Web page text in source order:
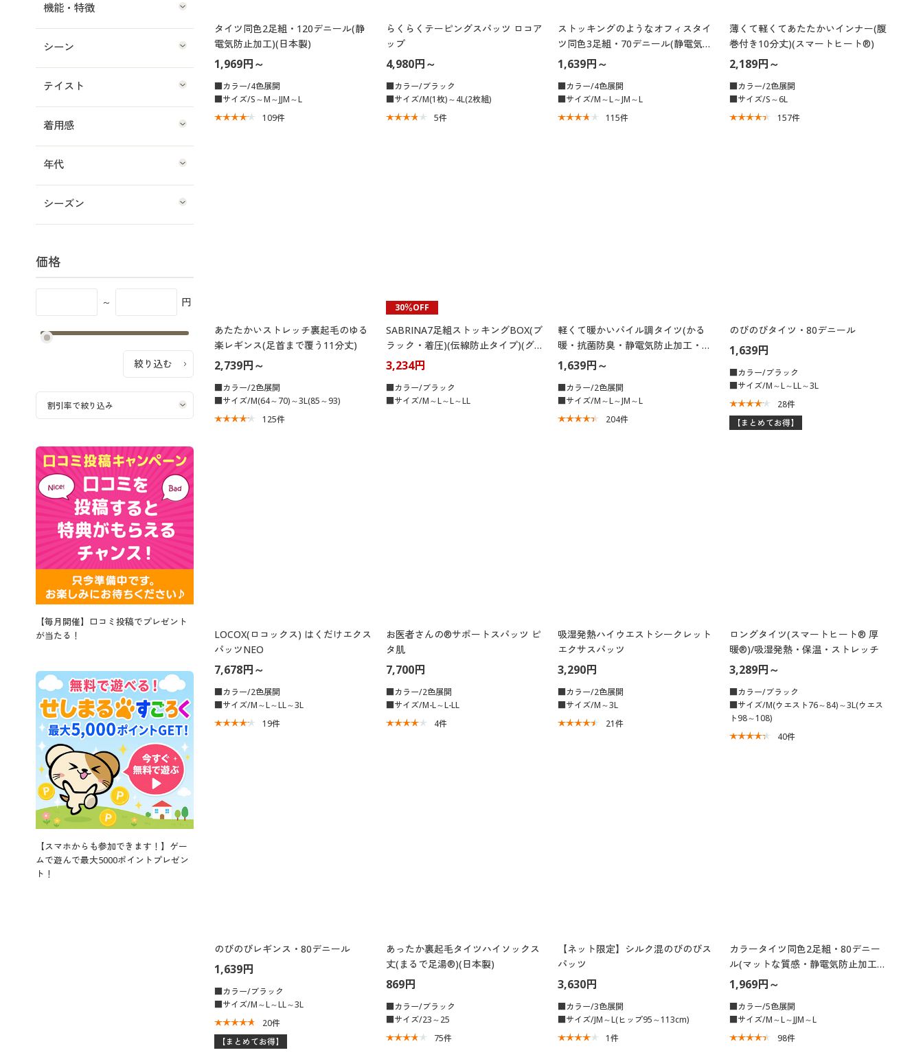
タイツ同色2足組・120デニール(静
電気防止加工)(日本製)
1,969円～
■カラー/4色展開
■サイズ/S～M～JJM～L
109件
らくらくテーピングスパッツ ロコア
ップ
4,980円～
■カラー/ブラック
■サイズ/M(1枚)～4L(2枚組)
5件
ストッキングのようなオフィスタイ
ツ同色3足組・70デニール(静電気防
止加工)
1,639円～
■カラー/4色展開
■サイズ/M～L～JM～L
115件
薄くて軽くてあたたかいインナー(腹
巻付き10分丈)(スマートヒート®)
2,189円～
■カラー/2色展開
■サイズ/S～6L
157件
あたたかいストレッチ裏起毛のゆる
楽レギンス(足首まで覆う11分丈)
2,739円～
■カラー/2色展開
■サイズ/M(64～70)～3L(85～93)
125件
30％OFF
SABRINA7足組ストッキングBOX(ブ
ラック・着圧)(伝線防止タイプ)(グン
ゼ)(サブリナ)
3,234円
■カラー/ブラック
■サイズ/M～L～L～LL
軽くて暖かいパイル調タイツ(かる
暖・抗菌防臭・静電気防止加工・日
本製)
1,639円～
■カラー/2色展開
■サイズ/M～L～JM～L
204件
のびのびタイツ・80デニール
1,639円
■カラー/ブラック
■サイズ/M～L～LL～3L
28件
【まとめてお得】
LOCOX(ロコックス) はくだけエクス
パッツNEO
7,678円～
■カラー/2色展開
■サイズ/M～L～LL～3L
19件
お医者さんの®サポートスパッツ ピ
タ肌
7,700円
■カラー/2色展開
■サイズ/M-L～L-LL
4件
吸湿発熱ハイウエストシークレット
エクサスパッツ
3,290円
■カラー/2色展開
■サイズ/M～3L
21件
ロングタイツ(スマートヒート® 厚
暖®)/吸湿発熱・保温・ストレッチ
3,289円～
■カラー/ブラック
■サイズ/M(ウエスト76～84)～3L(ウエス
ト98～108)
40件
のびのびレギンス・80デニール
1,639円
■カラー/ブラック
■サイズ/M～L～LL～3L
20件
【まとめてお得】
あったか裏起毛タイツハイソックス
丈(まるで足湯®)(日本製)
869円
■カラー/ブラック
■サイズ/23～25
75件
【ネット限定】シルク混のびのびス
パッツ
3,630円
■カラー/3色展開
■サイズ/JM～L(ヒップ95～113cm)
1件
カラータイツ同色2足組・80デニー
ル(マットな質感・静電気防止加工)
(日本製)
1,969円～
■カラー/5色展開
■サイズ/M～L～JJM～L
98件
機能・特徴
シーン
テイスト
着用感
年代
シーズン
価格
～ 円
【毎月開催】口コミ投稿でプレゼント
が当たる！
【スマホからも参加できます！】ゲー
ムで遊んで最大5000ポイントプレゼン
ト！